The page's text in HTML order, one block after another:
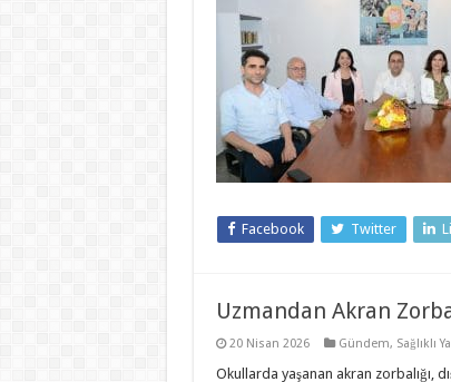
Facebook Twitter
Uzmandan Akran
20 Nisan 2026 Gündem, Sağlıklı
Okullarda yaşanan akran zorbalığı,